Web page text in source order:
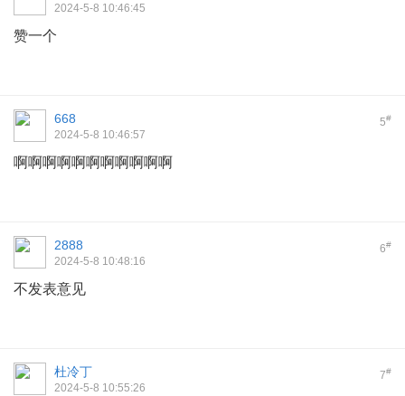
2024-5-8 10:46:45
赞一个
5#
668
2024-5-8 10:46:57
啊啊啊啊啊啊啊啊啊啊啊
6#
2888
2024-5-8 10:48:16
不发表意见
7#
杜冷丁
2024-5-8 10:55:26